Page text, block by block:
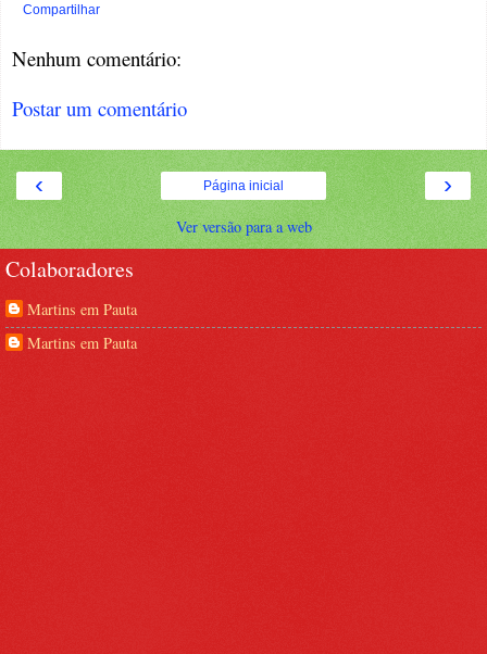
Compartilhar
Nenhum comentário:
Postar um comentário
‹ ›
Página inicial
Ver versão para a web
Colaboradores
Martins em Pauta
Martins em Pauta